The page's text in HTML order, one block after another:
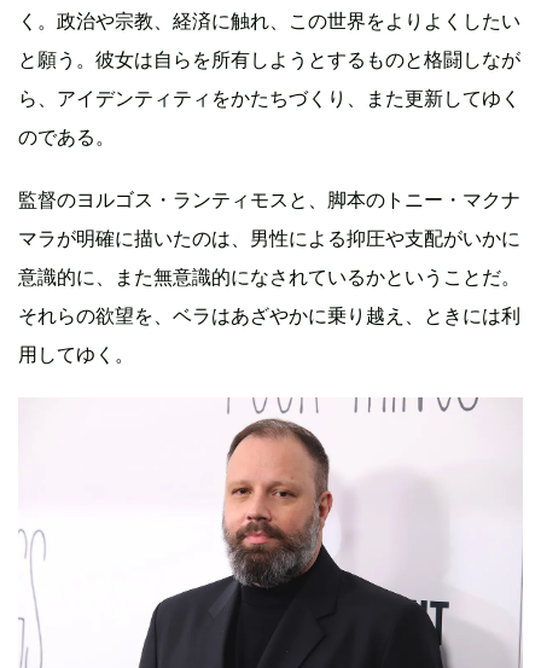
く。政治や宗教、経済に触れ、この世界をよりよくしたい
と願う。彼女は自らを所有しようとするものと格闘しなが
ら、アイデンティティをかたちづくり、また更新してゆく
のである。
監督のヨルゴス・ランティモスと、脚本のトニー・マクナ
マラが明確に描いたのは、男性による抑圧や支配がいかに
意識的に、また無意識的になされているかということだ。
それらの欲望を、ベラはあざやかに乗り越え、ときには利
用してゆく。